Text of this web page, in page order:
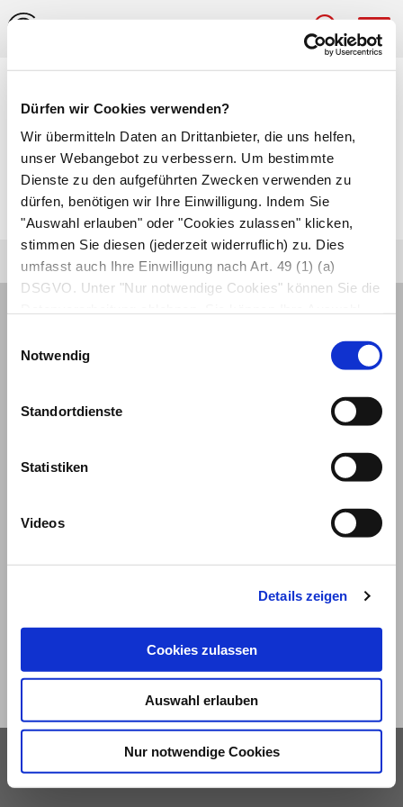
Dürfen wir Cookies verwenden?
Wir übermitteln Daten an Drittanbieter, die uns helfen,
unser Webangebot zu verbessern. Um bestimmte
Dienste zu den aufgeführten Zwecken verwenden zu
dürfen, benötigen wir Ihre Einwilligung. Indem Sie
"Auswahl erlauben" oder "Cookies zulassen" klicken,
stimmen Sie diesen (jederzeit widerruflich) zu. Dies
umfasst auch Ihre Einwilligung nach Art. 49 (1) (a)
DSGVO. Unter "Nur notwendige Cookies" können Sie die
Notwendig
Standortdienste
Statistiken
Videos
Details zeigen
Cookies zulassen
Auswahl erlauben
Nur notwendige Cookies
PA-Behandlung
(Parodontalbehandlung)
Abk. fürParodontaltherapie.
Impressum und Nutzungsbedingungen
Datenschutz Privatsphäre